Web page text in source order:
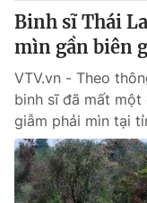
Binh sĩ Thái
mìn gần biên
VTV.vn - Theo
binh sĩ đã mất một
giẫm phải mìn tại